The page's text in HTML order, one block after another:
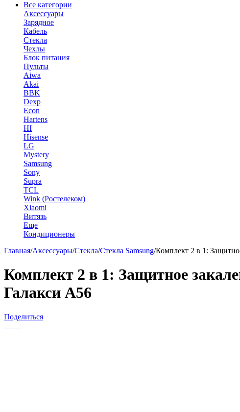
Все категории
Аксессуары
Зарядное
Кабель
Стекла
Чехлы
Блок питания
Пульты
Aiwa
Akai
BBK
Dexp
Econ
Hartens
HI
Hisense
LG
Mystery
Samsung
Sony
Supra
TCL
Wink (Ростелеком)
Xiaomi
Витязь
Еще
Кондиционеры
Главная/Аксессуары/Стекла/Стекла Samsung/Комплект 2 в 1:
Комплект 2 в 1: Защитное
Галакси А56
Поделиться